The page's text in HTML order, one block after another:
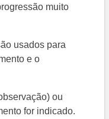
muito
usados para
e o
ou
for indicado.